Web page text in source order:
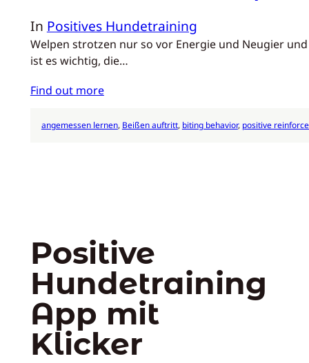
In Positives Hundetraining
Welpen strotzen nur so vor Energie und Neugier
ist es wichtig, die…
Find out more
angemessen lernen, Beißen auftritt, biting behavior, positive
Positive
Hundetraining
App mit
Klicker